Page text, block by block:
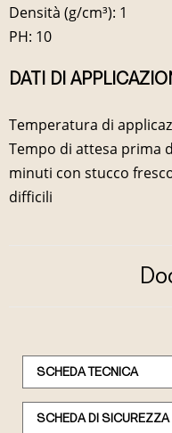
Densità (g/cm³): 1
PH: 10
DATI DI
Temperatura di
Tempo di attesa prima
minuti con stucco
difficili
SCHEDA TECNICA
SCHEDA DI SICUREZZA